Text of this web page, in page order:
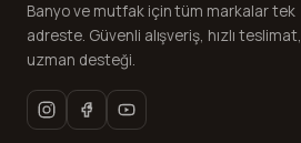
Banyo ve mutfak için tüm markalar tek
adreste. Güvenli alışveriş, hızlı teslimat,
uzman desteği.